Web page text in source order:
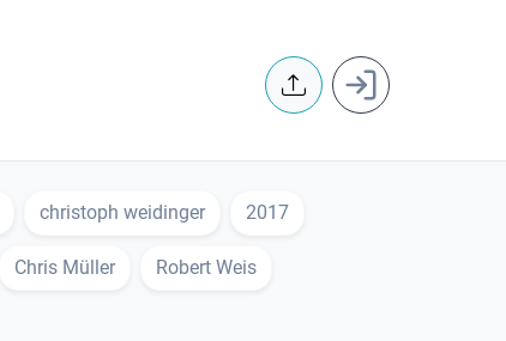
User
christoph weidinger 2017
Chris Müller Robert Weis